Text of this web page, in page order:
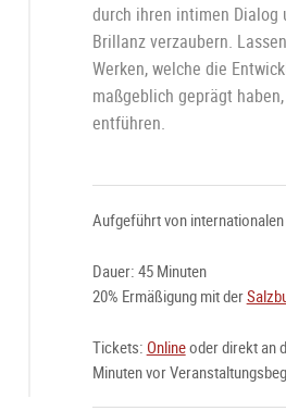
durch ihren intimen Dialog
Brillanz verzaubern.
Werken, welche die
maßgeblich geprägt
entführen.
Aufgeführt von
Dauer: 45 Minuten
20% Ermäßigung mit der
Tickets: Onlineoder direkt an
Minuten vor